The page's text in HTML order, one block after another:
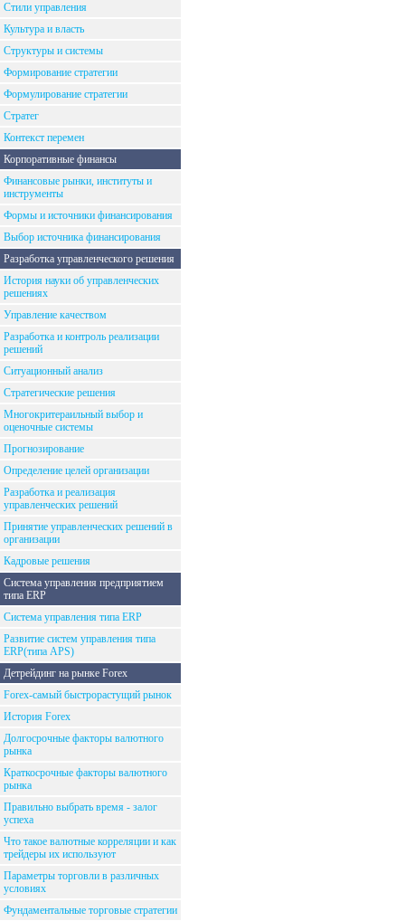
Стили управления
Культура и власть
Структуры и системы
Формирование стратегии
Формулирование стратегии
Стратег
Контекст перемен
Корпоративные финансы
Финансовые рынки, институты и
инструменты
Формы и источники финансирования
Выбор источника финансирования
Разработка управленческого решения
История науки об управленческих
решениях
Управление качеством
Разработка и контроль реализации
решений
Ситуационный анализ
Стратегические решения
Многокритераильный выбор и
оценочные системы
Прогнозирование
Определение целей организации
Разработка и реализация
управленческих решений
Принятие управленческих решений в
организации
Кадровые решения
Система управления предприятием
типа ERP
Система управления типа ERP
Развитие систем управления типа
ERP(типа APS)
Детрейдинг на рынке Forex
Forex-самый быстрорастущий рынок
История Forex
Долгосрочные факторы валютного
рынка
Краткосрочные факторы валютного
рынка
Правильно выбрать время - залог
успеха
Что такое валютные корреляции и как
трейдеры их используют
Параметры торговли в различных
условиях
Фундаментальные торговые стратегии